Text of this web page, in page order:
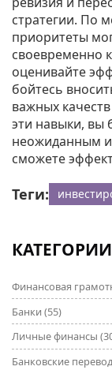
стратегии. По
приоритеты
своевременно
оценивайте
бойтесь
важных
эти навыки, вы
неожиданным
сможете
Теги:
КАТЕГОРИИ
Финансовая
Банки (55)
Личные финансы
Банковские